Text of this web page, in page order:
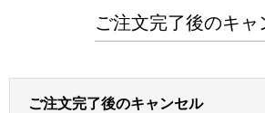
ご注文完了後のキャ
ご注文完了後のキャンセル